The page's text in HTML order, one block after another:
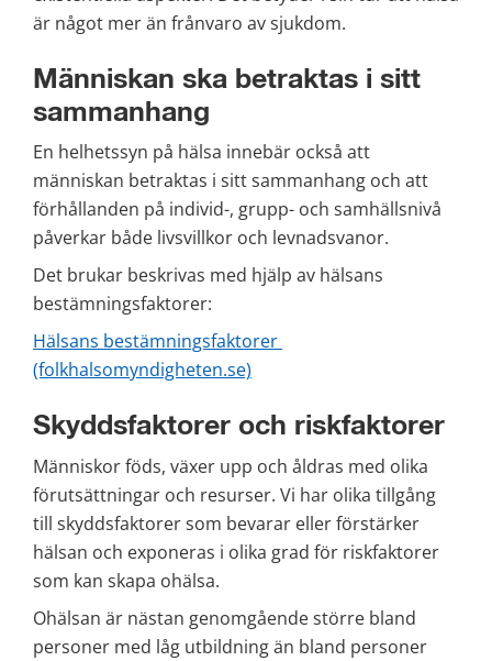
är något mer än frånvaro av sjukdom.
Människan ska betraktas i sitt
sammanhang
En helhetssyn på hälsa innebär också att
människan betraktas i sitt sammanhang och att
förhållanden på individ-, grupp- och samhällsnivå
påverkar både livsvillkor och levnadsvanor.
Det brukar beskrivas med hjälp av hälsans
bestämningsfaktorer:
Hälsans bestämningsfaktorer
(folkhalsomyndigheten.se)
Skyddsfaktorer och riskfaktorer
Människor föds, växer upp och åldras med olika
förutsättningar och resurser. Vi har olika tillgång
till skyddsfaktorer som bevarar eller förstärker
hälsan och exponeras i olika grad för riskfaktorer
som kan skapa ohälsa.
Ohälsan är nästan genomgående större bland
personer med låg utbildning än bland personer